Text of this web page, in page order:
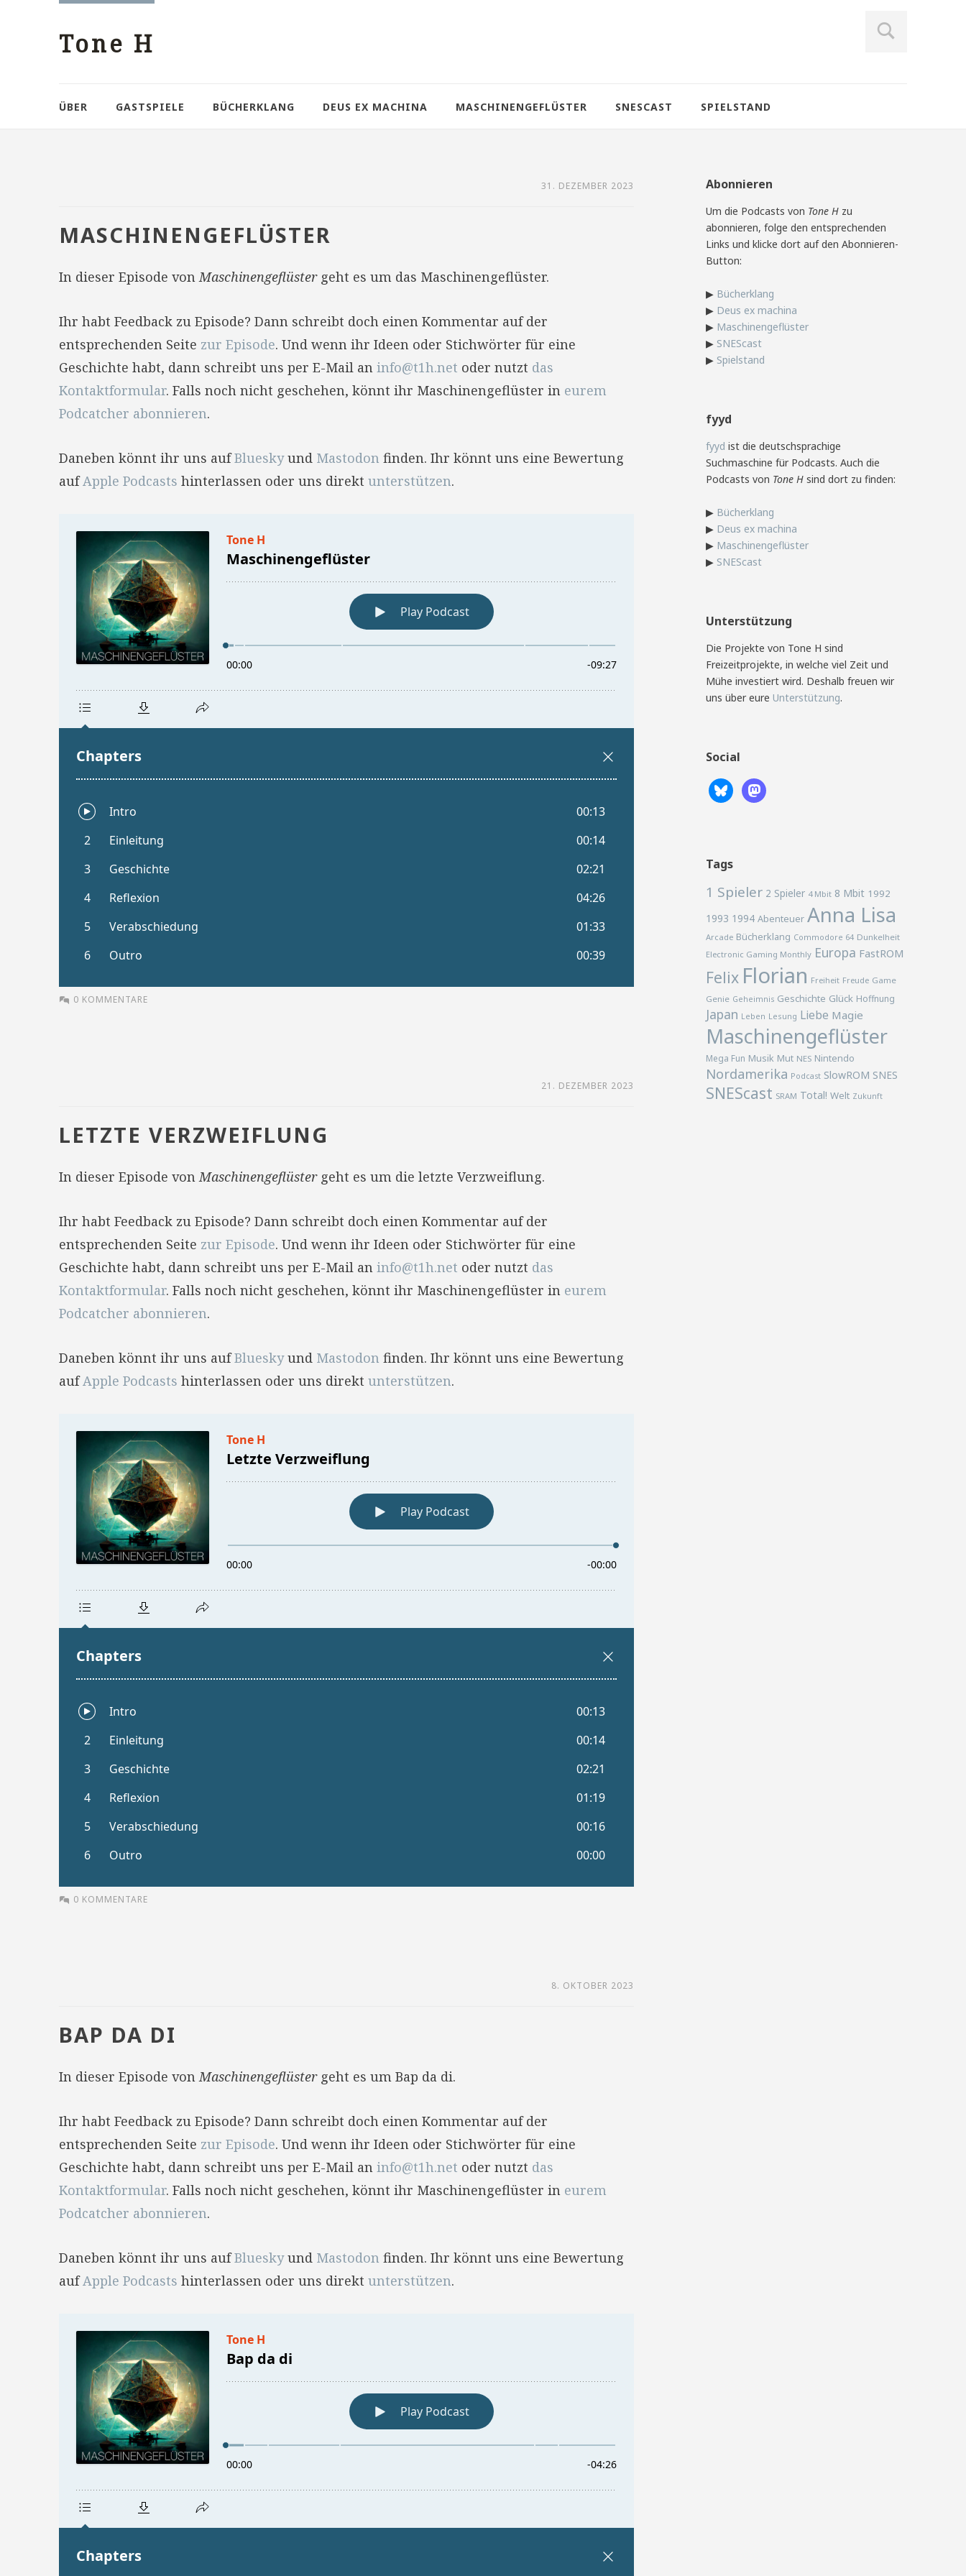
Tone H
ÜBER GASTSPIELE BÜCHERKLANG DEUS EX MACHINA MASCHINENGEFLÜSTER SNESCAST SPIELSTAND
31. DEZEMBER 2023
MASCHINENGEFLÜSTER
In dieser Episode vonMaschinengeflüstergeht es um das Maschinengeflüster.
Ihr habt Feedback zu Episode? Dann schreibt doch einen Kommentar auf der
entsprechenden Seite zur Episode. Und wenn ihr Ideen oder Stichwörter für eine
Geschichte habt, dann schreibt uns per E-Mail an info@t1h.net oder nutzt das
Kontaktformular. Falls noch nicht geschehen, könnt ihr Maschinengeflüster in eurem
Podcatcher abonnieren.
Daneben könnt ihr uns aufBlueskyund Mastodon finden. Ihr könnt uns eine Bewertung
aufApple Podcasts hinterlassen oder uns direkt unterstützen.
0 KOMMENTARE
21. DEZEMBER 2023
LETZTE VERZWEIFLUNG
In dieser Episode vonMaschinengeflüstergeht es um die letzte Verzweiflung.
Ihr habt Feedback zu Episode? Dann schreibt doch einen Kommentar auf der
entsprechenden Seite zur Episode. Und wenn ihr Ideen oder Stichwörter für eine
Geschichte habt, dann schreibt uns per E-Mail an info@t1h.net oder nutzt das
Kontaktformular. Falls noch nicht geschehen, könnt ihr Maschinengeflüster in eurem
Podcatcher abonnieren.
Daneben könnt ihr uns aufBlueskyund Mastodon finden. Ihr könnt uns eine Bewertung
aufApple Podcasts hinterlassen oder uns direkt unterstützen.
0 KOMMENTARE
8. OKTOBER 2023
BAP DA DI
In dieser Episode vonMaschinengeflüstergeht es um Bap da di.
Ihr habt Feedback zu Episode? Dann schreibt doch einen Kommentar auf der
entsprechenden Seite zur Episode. Und wenn ihr Ideen oder Stichwörter für eine
Geschichte habt, dann schreibt uns per E-Mail an info@t1h.net oder nutzt das
Kontaktformular. Falls noch nicht geschehen, könnt ihr Maschinengeflüster in eurem
Podcatcher abonnieren.
Daneben könnt ihr uns aufBlueskyund Mastodon finden. Ihr könnt uns eine Bewertung
aufApple Podcasts hinterlassen oder uns direkt unterstützen.
Abonnieren
Um die Podcasts von Tone H zu
abonnieren, folge den entsprechenden
Links und klicke dort auf den Abonnieren-
Button:
▶ Bücherklang
▶ Deus ex machina
▶ Maschinengeflüster
▶ SNEScast
▶ Spielstand
fyyd
fyyd ist die deutschsprachige
Suchmaschine für Podcasts. Auch die
Podcasts von Tone H sind dort zu finden:
▶ Bücherklang
▶ Deus ex machina
▶ Maschinengeflüster
▶ SNEScast
Unterstützung
Die Projekte von Tone H sind
Freizeitprojekte, in welche viel Zeit und
Mühe investiert wird. Deshalb freuen wir
uns über eure Unterstützung.
Social
Tags
1 Spieler 2 Spieler 4 Mbit 8 Mbit 1992
1993 1994 Abenteuer Anna Lisa
Arcade Bücherklang Commodore 64 Dunkelheit
Electronic Gaming Monthly Europa FastROM
Felix Florian Freiheit Freude Game
Genie Geheimnis Geschichte Glück Hoffnung
Japan Leben Lesung Liebe Magie
Maschinengeflüster
Mega Fun Musik Mut NES Nintendo
Nordamerika Podcast SlowROM SNES
SNEScast SRAM Total! Welt Zukunft